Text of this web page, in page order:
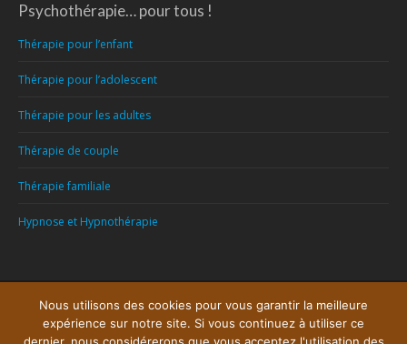
Psychothérapie… pour tous !
Thérapie pour l’enfant
Thérapie pour l’adolescent
Thérapie pour les adultes
Thérapie de couple
Thérapie familiale
Hypnose et Hypnothérapie
Copyright © 2026Centre Psychologique Mons, tous droits réservés.
Nous utilisons des cookies pour vous garantir la meilleure
expérience sur notre site. Si vous continuez à utiliser ce